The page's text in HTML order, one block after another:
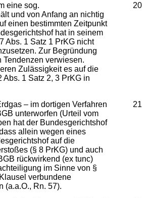
20
eine sog.
und von Anfang an nichtig
einen bestimmten Zeitpunkt
hat in seinem
Abs. 1 Satz 1 PrKG nicht
Zur Begründung
verwiesen.
Zulässigkeit es auf die
1 Satz 2, 3 PrKG in
21
– im dortigen Verfahren
unterworfen (Urteil vom
hat der Bundesgerichtshof
allein wegen eines
auf die
(§ 8 PrKG) und auch
rückwirkend (ex tunc)
im Sinne von §
verbundene
(a.a.O., Rn. 57).